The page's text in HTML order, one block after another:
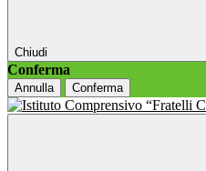
Chiudi
Conferma
Annulla Conferma